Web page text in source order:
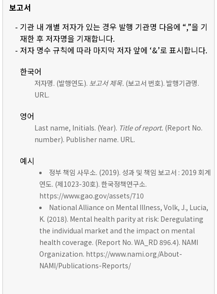
보고서
- 기관 내 개별 저자가 있는 경우 발행 기관명 다음에 “,”을 기
재한 후 저자명을 기재합니다.
- 저자 명수 규칙에 따라 마지막 저자 앞에 ‘&’로 표시합니다.
한국어
저자명. (발행연도). 보고서 제목. (보고서 번호). 발행기관명.
URL.
영어
Last name, Initials. (Year). Title of report. (Report No.
number). Publisher name. URL.
예시
정부 책임 사무소. (2019). 성과 및 책임 보고서 : 2019 회계
연도. (제1023-30호). 한국정책연구소.
https://www.gao.gov/assets/710
National Alliance on Mental Illness, Volk, J., Lucia,
K. (2018). Mental health parity at risk: Deregulating
the individual market and the impact on mental
health coverage. (Report No. WA_RD 896.4). NAMI
Organization. https://www.nami.org/About-
NAMI/Publications-Reports/